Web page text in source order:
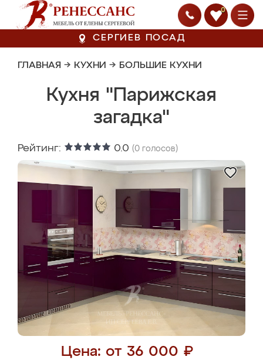
0
СЕРГИЕВ ПОСАД
ГЛАВНАЯ → КУХНИ → БОЛЬШИЕ КУХНИ
Кухня "Парижская
загадка"
Рейтинг: 0.0 (0 голосов)
Цена: от 36 000 ₽